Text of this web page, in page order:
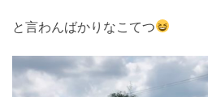
と言わんばかりなこてつ